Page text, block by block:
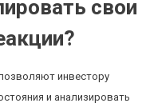
свои
инвестору
и анализировать